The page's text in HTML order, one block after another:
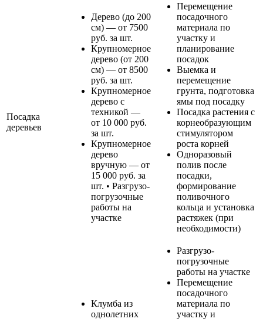
Посадка
деревьев
Дерево (до 200
см) — от 7500
руб. за шт.
Крупномерное
дерево (от 200
см) — от 8500
руб. за шт.
Крупномерное
дерево с
техникой —
от 10 000 руб.
за шт.
Крупномерное
дерево
вручную — от
15 000 руб. за
шт. • Разгрузо-
погрузочные
работы на
участке
Перемещение
посадочного
материала по
участку и
планирование
посадок
Выемка и
перемещение
грунта, подготовка
ямы под посадку
Посадка растения с
корнеобразующим
стимулятором
роста корней
Одноразовый
полив после
посадки,
формирование
поливочного
кольца и установка
растяжек (при
необходимости)
Клумба из
однолетних
Разгрузо-
погрузочные
работы на участке
Перемещение
посадочного
материала по
участку и